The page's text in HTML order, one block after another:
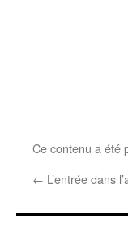
Ce contenu a été
← L’entrée dans